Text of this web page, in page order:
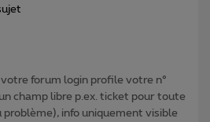
votre forum login profile votre n°
champ libre p.ex. ticket pour toute
info uniquement visible